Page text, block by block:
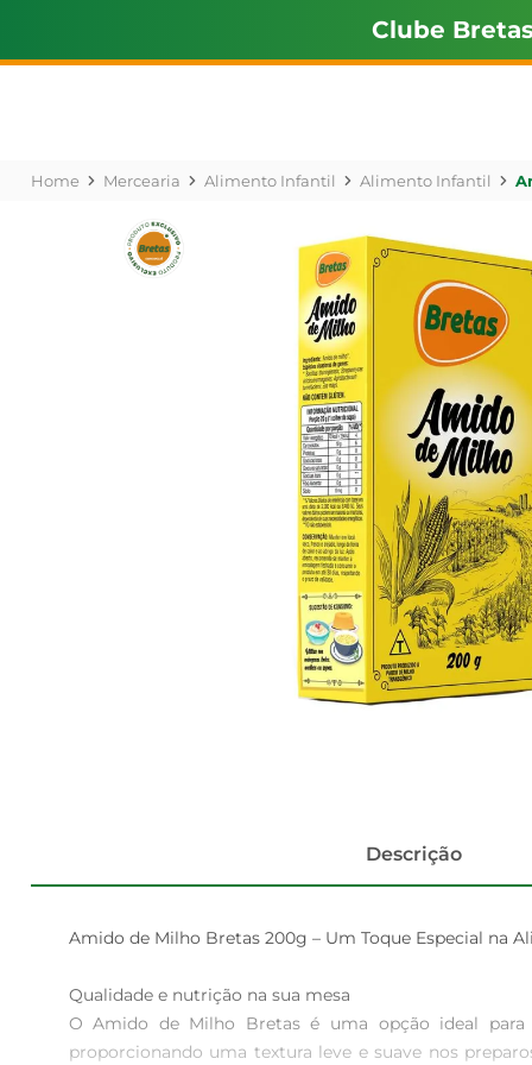
Clube Bretas
Mercearia Alimento Infantil Alimento Infantil
Descrição
Amido de Milho Bretas 200g – Um Toque Especial na
Qualidade e nutrição na sua mesa
O Amido de Milho Bretas é uma opção ideal
proporcionando uma textura leve e suave nos